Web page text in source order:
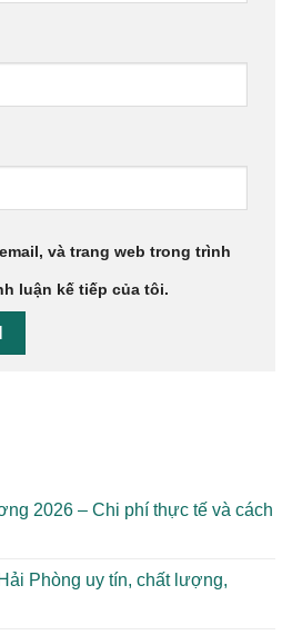
2026 – Chi phí thực tế và cách
Phòng uy tín, chất lượng,
và trang web trong trình
luận kế tiếp của tôi.